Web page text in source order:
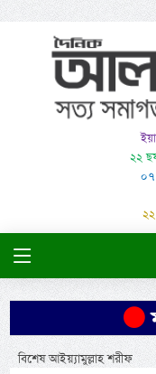
২২
০৭
বিশেষ আইয়্যামুল্লাহ শরীফ